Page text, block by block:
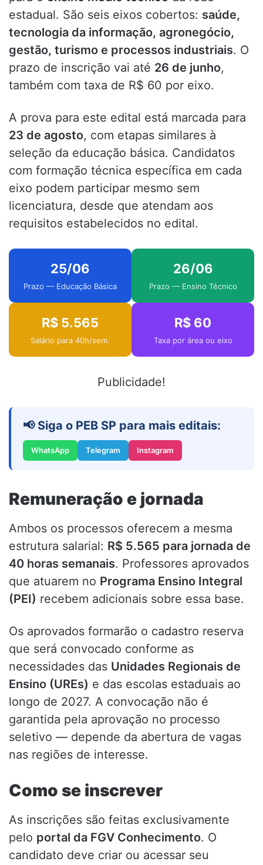
estadual. São seis eixos cobertos: saúde,
tecnologia da informação, agronegócio,
gestão, turismo e processos industriais. O
prazo de inscrição vai até 26 de junho,
também com taxa de R$ 60 por eixo.
A prova para este edital está marcada para
23 de agosto, com etapas similares à
seleção da educação básica. Candidatos
com formação técnica específica em cada
eixo podem participar mesmo sem
licenciatura, desde que atendam aos
requisitos estabelecidos no edital.
25/06
Prazo — Educação Básica
26/06
Prazo — Ensino Técnico
R$ 5.565
Salário para 40h/sem.
R$ 60
Taxa por área ou eixo
Publicidade!
📢 Siga o PEB SP para mais editais:
WhatsApp Telegram Instagram
Remuneração e jornada
Ambos os processos oferecem a mesma
estrutura salarial: R$ 5.565 para jornada de
40 horas semanais. Professores aprovados
que atuarem no Programa Ensino Integral
(PEI) recebem adicionais sobre essa base.
Os aprovados formarão o cadastro reserva
que será convocado conforme as
necessidades das Unidades Regionais de
Ensino (UREs) e das escolas estaduais ao
longo de 2027. A convocação não é
garantida pela aprovação no processo
seletivo — depende da abertura de vagas
nas regiões de interesse.
Como se inscrever
As inscrições são feitas exclusivamente
pelo portal da FGV Conhecimento. O
candidato deve criar ou acessar seu